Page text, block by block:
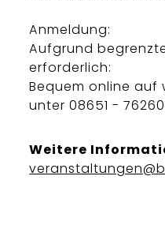
Anmeldung:
Aufgrund
erforderlich:
Bequem online auf
unter 08651 -
Weitere